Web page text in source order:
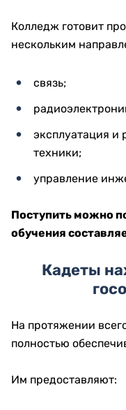
Колледж готовит
нескольким
связь;
эксплуатация и
техники;
управление
Поступить можно
обучения
Кадеты
На протяжении
полностью
Им предоставляют: